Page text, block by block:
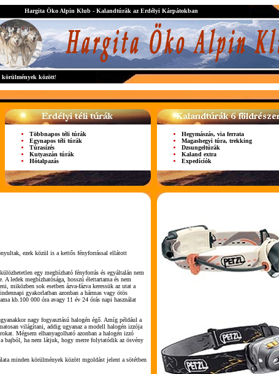
Hargita Öko Alpin Klub - Kalandtúrák az Erdélyi Kárpátokban
körülmények között!
Többnapos téli túrák
Egynapos téli túrák
Túrasízés
Kutyaszán túrák
Hótalpazás
Hegymászás, via ferrata
Magashegyi túra, trekking
Dzsungeltúrák
Kaland extra
Expedícíók
ezek közül is a kettős fényforrással ellátott
egy megbízható fényforrás és egyáltalán nem
ledek megbízhatósága, hosszú élettartama és nem
miközben sok esetben ázva-fázva keressük az utat a
gyakorlatban azonban a hármas vagy ötös
kb.100 000 óra avagy 11 év 24 órás napi használat
nagy fogyasztású halogén égő. Amíg például a
világítani, addig ugyanaz a modell halogén izzója
Mégsem elhanyagolható azonban a halogén izzó
bajból, ha nem látjuk, hogy merre folytatódik az ösvény
minden körülmények között mgoldást jelent a sötétben